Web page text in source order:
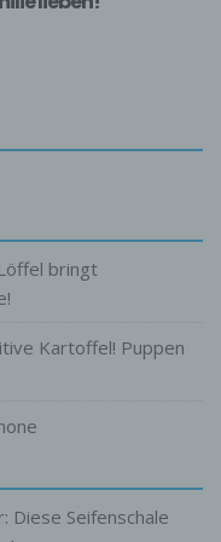
bringt
Kartoffel! Puppen
Diese Seifenschale
ist die:
so
unser Angebot
sicherer zu
ist
Browser Daten
Gerät